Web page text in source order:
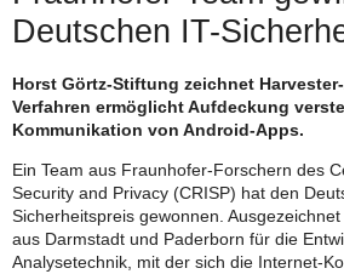
Deutschen IT-
Horst Görtz-Stiftung zeichnet
Verfahren ermöglicht Aufdeckung
Kommunikation von Android-Apps.
Ein Team aus Fraunhofer-Forschern des
Security and Privacy (CRISP) hat den
Sicherheitspreis gewonnen.
aus Darmstadt und Paderborn für die
Analysetechnik, mit der sich die Internet-